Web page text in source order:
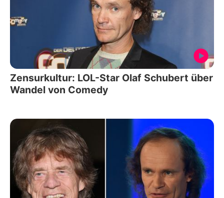
Zensurkultur: LOL-Star Olaf Schubert über
Wandel von Comedy